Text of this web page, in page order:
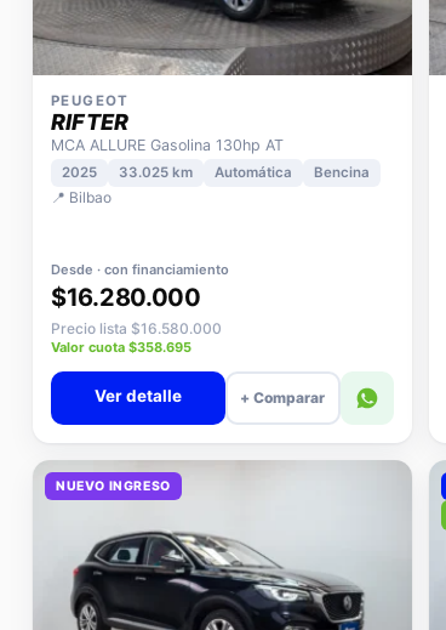
PEUGEOT
RIFTER
MCA ALLURE Gasolina 130hp AT
2025 33.025 km Automática Bencina
📍 Bilbao
Desde · con financiamiento
$16.280.000
Precio lista $16.580.000
Valor cuota $358.695
Ver detalle + Comparar
NUEVO INGRESO